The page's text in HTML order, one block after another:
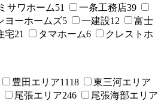
ミサワホーム51 一条工務店39
ヨーホームズ5 一建設12
富士
宅21 タマホーム6
クレストホ
豊田エリア1118
東三河エリア
尾張エリア246
尾張海部エリア